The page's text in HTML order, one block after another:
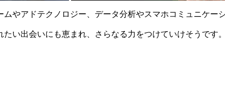
やアドテクノロジー、データ分析やスマホコミュニケーシ
い出会いにも恵まれ、さらなる力をつけていけそうです。